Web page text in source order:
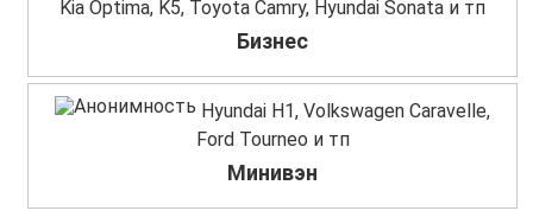
Kia Optima, K5, Toyota Camry, Hyundai Sonata и тп
Бизнес
Hyundai H1, Volkswagen Caravelle,
Ford Tourneo и тп
Минивэн